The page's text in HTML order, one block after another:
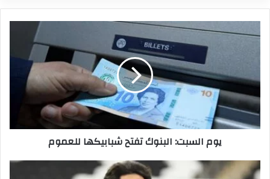
السبت:
شبابيكها
يوم السبت: البنوك تفتح شبابيكها للعموم
المدير